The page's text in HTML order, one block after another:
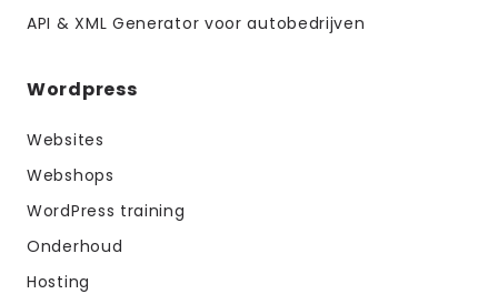
API & XML Generator voor autobedrijven
Wordpress
Websites
Webshops
WordPress training
Onderhoud
Hosting